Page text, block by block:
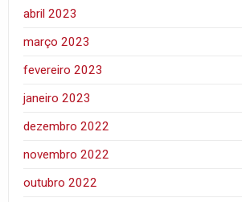
abril 2023
março 2023
fevereiro 2023
janeiro 2023
dezembro 2022
novembro 2022
outubro 2022